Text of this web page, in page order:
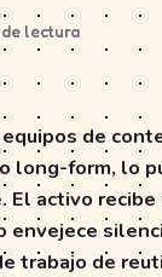
lectura
de
long-form, lo
El activo recibe
envejece
trabajo de